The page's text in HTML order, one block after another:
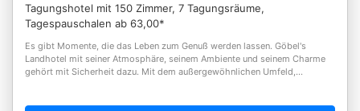
Tagungshotel mit 150 Zimmer, 7 Tagungsräume,
Tagespauschalen ab 63,00*
Es gibt Momente, die das Leben zum Genuß werden lassen. Göbel's
Landhotel mit seiner Atmosphäre, seinem Ambiente und seinem Charme
gehört mit Sicherheit dazu. Mit dem außergewöhnlichen Umfeld,...